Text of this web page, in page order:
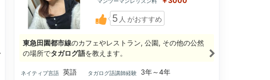
5 人 がおすすめ
東急田園都市線のカフェやレストラン, 公園, その他の公然
の場所でタガログ語を教えます。
ネイティブ言語 英語 タガログ語講師経験
3年～4年